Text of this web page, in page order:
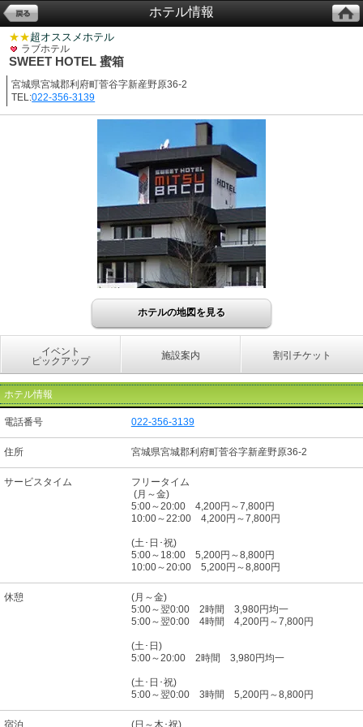
ホテル情報
★★超オススメホテル
ラブホテル
SWEET HOTEL 蜜箱
宮城県宮城郡利府町菅谷字新産野原36-2
TEL:022-356-3139
ホテルの地図を見る
イベント
ピックアップ
施設案内 割引チケット
ホテル情報
電話番号 022-356-3139
住所 宮城県宮城郡利府町菅谷字新産野原36-2
サービスタイム
フリータイム
(月～金)
5:00～20:00 4,200円～7,800円
10:00～22:00 4,200円～7,800円
(土･日･祝)
5:00～18:00 5,200円～8,800円
10:00～20:00 5,200円～8,800円
休憩
(月～金)
5:00～翌0:00 2時間 3,980円均一
5:00～翌0:00 4時間 4,200円～7,800円
(土･日)
5:00～20:00 2時間 3,980円均一
(土･日･祝)
5:00～翌0:00 3時間 5,200円～8,800円
宿泊 (日～木･祝)